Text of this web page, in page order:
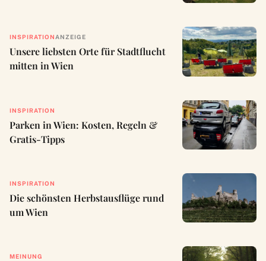
INSPIRATION ANZEIGE
Unsere liebsten Orte für Stadtflucht
mitten in Wien
INSPIRATION
Parken in Wien: Kosten, Regeln &
Gratis-Tipps
INSPIRATION
Die schönsten Herbstausflüge rund
um Wien
MEINUNG